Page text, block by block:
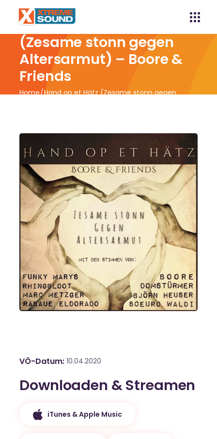
Hand op et Hätz
(Zesame stonn gegen
Altersarmut) – Boore &
Friends
Home Hand op et Hätz (Zesame stonn gegen
VÖ-Datum 10.04.2020
Downloaden & Streamen
iTunes & Apple Music